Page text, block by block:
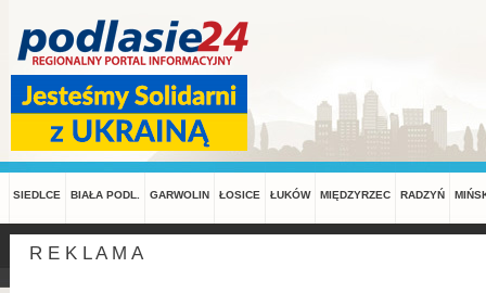
SIEDLCE BIAŁA PODL. GARWOLIN ŁOSICE ŁUKÓW MIĘDZYRZEC RADZYŃ
R E K L A M A